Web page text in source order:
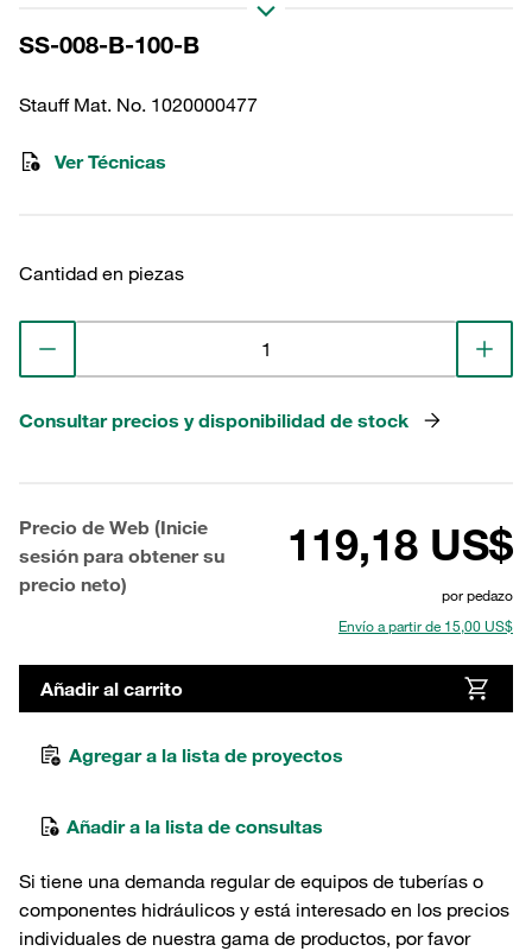
Diámetro interior (mm): 18,2 Longitud
(mm): 84 Sellado: NBR, relación β >2
SS-008-B-100-B
Stauff Mat. No. 1020000477
Ver Técnicas
Cantidad en piezas
Consultar precios y disponibilidad de stock
Precio de Web (Inicie
sesión para obtener su
precio neto)
119,18 US$
por pedazo
Envío a partir de 15,00 US$
Añadir al carrito
Agregar a la lista de proyectos
Añadir a la lista de consultas
Si tiene una demanda regular de equipos de tuberías o
componentes hidráulicos y está interesado en los precios
individuales de nuestra gama de productos, por favor